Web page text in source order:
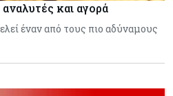
και αγορά
έναν από τους πιο αδύναμους